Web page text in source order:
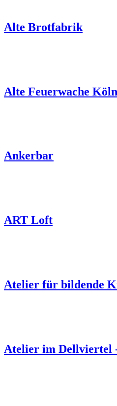
Alte Brotfabrik
Alte Feuerwache Köln
Ankerbar
ART Loft
Atelier für bildende
Atelier im Dellviertel